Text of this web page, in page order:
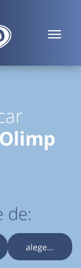
de:
alege...